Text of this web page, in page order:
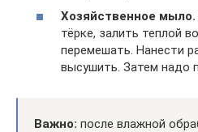
Хозяйственное мыло.
тёрке, залить теплой
перемешать. Нанести
высушить. Затем надо
Важно: после влажной